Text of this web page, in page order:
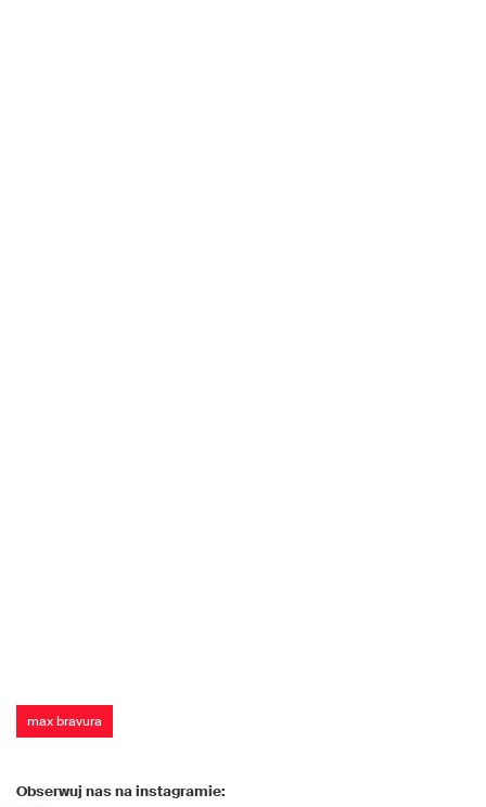
max bravura
Obserwuj nas na instagramie: